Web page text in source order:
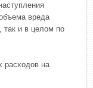
вреда
так и в целом по
расходов нa